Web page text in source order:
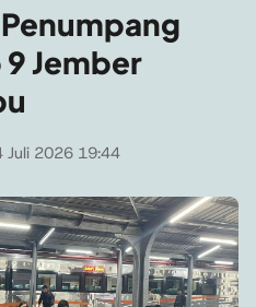
Jember
Juli 2026 19:44